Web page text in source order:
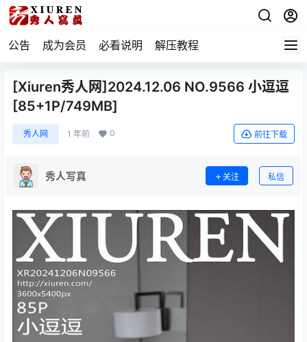
公告 成为会员 必看说明 解压教程
[Xiuren秀人网]2024.12.06 NO.9566 小逗逗
[85+1P/749MB]
秀人网 1 年前 0 前往下载
秀人写真 关注 私信